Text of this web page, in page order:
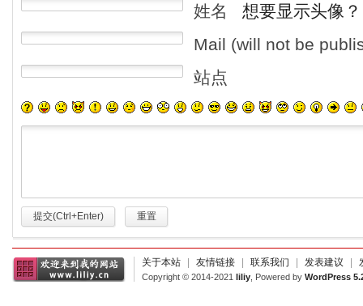
姓名
想要显示头像？
Mail (will not be
站点
提交(Ctrl+Enter) 重置
关于本站 友情链接 联系我们 发表建议
Copyright © 2014-2021 liliy , Powered by WordPress